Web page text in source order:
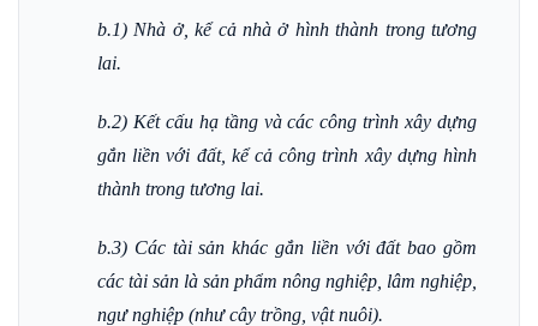
b.1) Nhà ở, kể cả nhà ở hình thành trong tương
lai.
b.2) Kết cấu hạ tầng và các công trình xây dựng
gắn liền với đất, kể cả công trình xây dựng hình
thành trong tương lai.
b.3) Các tài sản khác gắn liền với đất bao gồm
các tài sản là sản phẩm nông nghiệp, lâm nghiệp,
ngư nghiệp (như cây trồng, vật nuôi).